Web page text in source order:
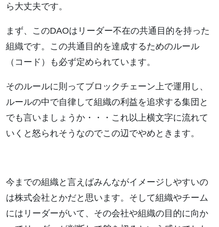
ら大丈夫です。
まず、このDAOはリーダー不在の共通目的を持った
組織です。この共通目的を達成するためのルール
（コード）も必ず定められています。
そのルールに則ってブロックチェーン上で運用し、
ルールの中で自律して組織の利益を追求する集団と
でも言いましょうか・・・これ以上横文字に流れて
いくと怒られそうなのでこの辺でやめときます。
今までの組織と言えばみんながイメージしやすいの
は株式会社とかだと思います。そして組織やチーム
にはリーダーがいて、その会社や組織の目的に向か